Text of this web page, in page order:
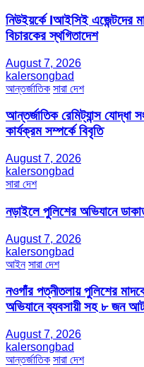
নিউইয়র্কে Iআইসিই এজেন্টদের
বিচারকের স্থগিতাদেশ
August 7, 2026
kalersongbad
আন্তর্জাতিক সারা দেশ
আন্তর্জাতিক রেমিট্যান্স
কার্যক্রম সম্পর্কে বিবৃতি
August 7, 2026
kalersongbad
সারা দেশ
নড়াইলে পুলিশের অভিযানে
August 7, 2026
kalersongbad
আইন সারা দেশ
নওগাঁর পত্নীতলায় পুলিশের
অভিযানে ব্যবসায়ী সহ ৮ জন
August 7, 2026
kalersongbad
আন্তর্জাতিক সারা দেশ